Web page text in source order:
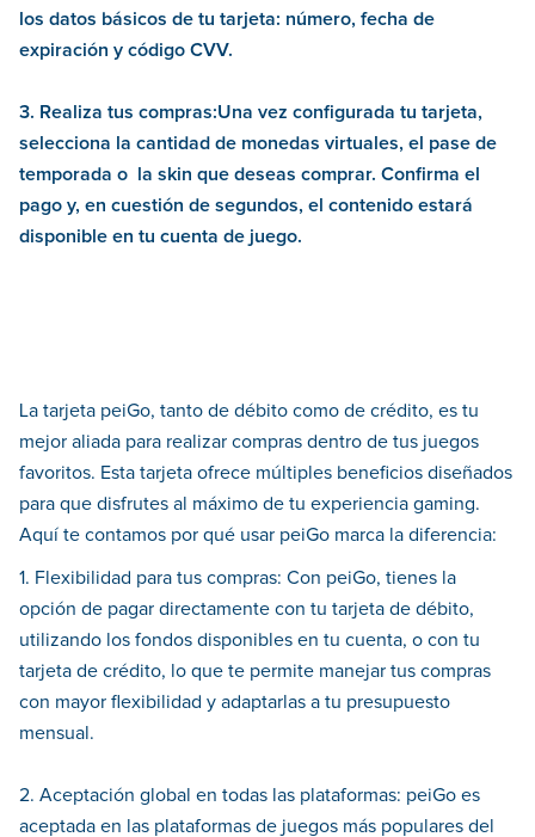
los datos básicos de tu tarjeta: número, fecha de
expiración y código CVV.
3. Realiza tus compras:Una vez configurada tu tarjeta,
selecciona la cantidad de monedas virtuales, el pase de
temporada o la skin que deseas comprar. Confirma el
pago y, en cuestión de segundos, el contenido estará
disponible en tu cuenta de juego.
La tarjeta peiGo, tanto de débito como de crédito, es tu
mejor aliada para realizar compras dentro de tus juegos
favoritos. Esta tarjeta ofrece múltiples beneficios diseñados
para que disfrutes al máximo de tu experiencia gaming.
Aquí te contamos por qué usar peiGo marca la diferencia:
1. Flexibilidad para tus compras: Con peiGo, tienes la
opción de pagar directamente con tu tarjeta de débito,
utilizando los fondos disponibles en tu cuenta, o con tu
tarjeta de crédito, lo que te permite manejar tus compras
con mayor flexibilidad y adaptarlas a tu presupuesto
mensual.
2. Aceptación global en todas las plataformas: peiGo es
aceptada en las plataformas de juegos más populares del